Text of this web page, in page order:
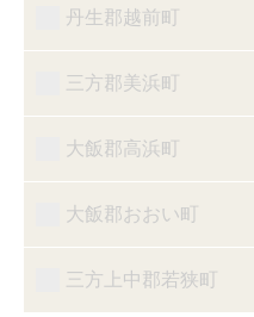
丹生郡越前町
三方郡美浜町
大飯郡高浜町
大飯郡おおい町
三方上中郡若狭町